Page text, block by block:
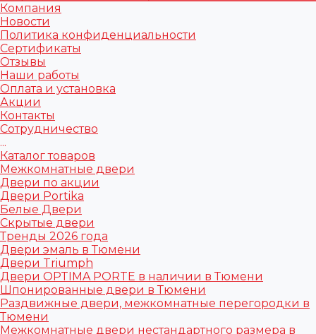
Компания
Новости
Политика конфиденциальности
Сертификаты
Отзывы
Наши работы
Оплата и установка
Акции
Контакты
Сотрудничество
...
Каталог товаров
Межкомнатные двери
Двери по акции
Двери Portika
Белые Двери
Скрытые двери
Тренды 2026 года
Двери эмаль в Тюмени
Двери Triumph
Двери OPTIMA PORTE в наличии в Тюмени
Шпонированные двери в Тюмени
Раздвижные двери, межкомнатные перегородки в
Тюмени
Межкомнатные двери нестандартного размера в